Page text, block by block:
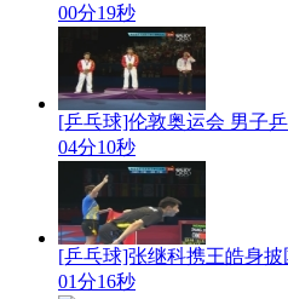
00分19秒
[乒乓球]伦敦奥运会 男子
04分10秒
[乒乓球]张继科携王皓身
01分16秒